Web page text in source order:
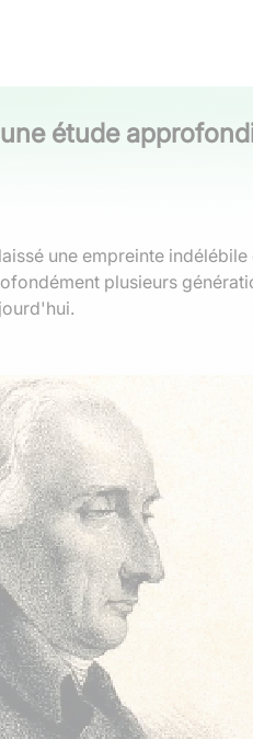
étude
une empreinte
plusieurs